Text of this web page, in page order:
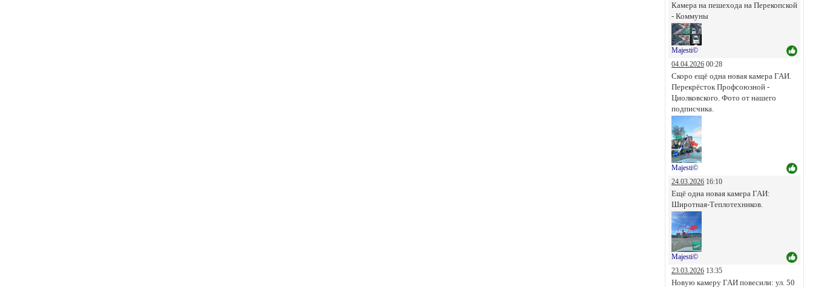
Камера на пешехода на Перекопской
- Коммуны
Majesti©
04.04.2026 00:28
Скоро ещё одна новая камера ГАИ.
Перекрёсток Профсоюзной -
Циолковского. Фото от нашего
подписчика.
Majesti©
24.03.2026 16:10
Ещё одна новая камера ГАИ:
Широтная-Теплотехников.
Majesti©
23.03.2026 13:35
Новую камеру ГАИ повесили: ул. 50